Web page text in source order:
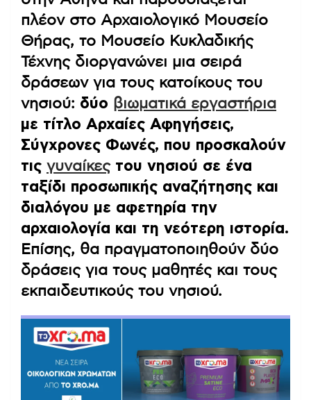
πλέον στο Αρχαιολογικό Μουσείο
Θήρας, το Μουσείο Κυκλαδικής
Τέχνης διοργανώνει μια σειρά
δράσεων για τους κατοίκους του
νησιού: δύο βιωματικά εργαστήρια
με τίτλο Αρχαίες Αφηγήσεις,
Σύγχρονες Φωνές, που προσκαλούν
τις γυναίκεςτου νησιού σε ένα
ταξίδι προσωπικής αναζήτησης και
διαλόγου με αφετηρία την
αρχαιολογία και τη νεότερη ιστορία.
Επίσης, θα πραγματοποιηθούν δύο
δράσεις για τους μαθητές και τους
εκπαιδευτικούς του νησιού.